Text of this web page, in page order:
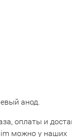
анод.
оплаты и
можно у наших